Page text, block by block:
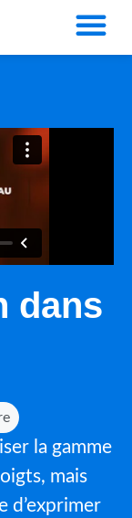
dans
la gamme
mais
d’exprimer